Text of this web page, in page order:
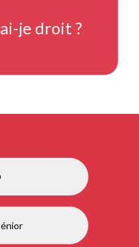
je droit ?